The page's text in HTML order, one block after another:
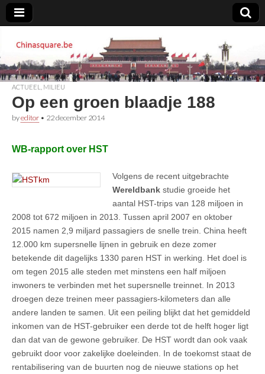
Chinasquare.be
ACTUEEL MILIEU
Op een groen blaadje 188
byeditor • 22 december 2014
WB-rapport over HST
Volgens de recent uitgebrachte
Wereldbank studie groeide het
aantal HST-trips van 128 miljoen in
2008 tot 672 miljoen in 2013. Tussen april 2007 en oktober
2015 namen 2,9 miljard passagiers de snelle trein. China heeft
12.000 km supersnelle lijnen in gebruik en deze zomer
betekende dit dagelijks 1330 paren HST in werking. Het doel is
om tegen 2015 alle steden met minstens een half miljoen
inwoners te verbinden met het supersnelle treinnet. In 2013
droegen deze treinen meer passagiers-kilometers dan alle
andere landen te samen. Uit een peiling blijkt dat het gemiddeld
inkomen van de HST-gebruiker een derde tot de helft hoger ligt
dan dat van de gewone gebruiker. De HST wordt dan ook vaak
gebruikt door voor zakelijke doeleinden. In de toekomst staat de
rentabilisering van de buurten nog de nieuwe stations op het